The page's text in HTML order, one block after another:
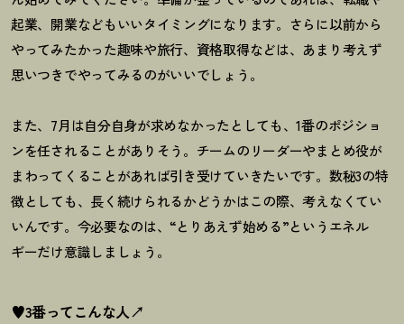
起業、開業などもいいタイミングになります。さらに以前から
やってみたかった趣味や旅行、資格取得などは、あまり考えず
思いつきでやってみるのがいいでしょう。
また、 7月は自分自身が求めなかったとしても、1番のポジショ
ンを任されることがありそう。チームのリーダーやまとめ役が
まわってくることがあれば引き受けていきたいです。数秘3の特
徴としても、長く続けられるかどうかはこの際、考えなくてい
いんです。今必要なのは、“とりあえず始める”というエネル
ギーだけ意識しましょう。
♥3番ってこんな人